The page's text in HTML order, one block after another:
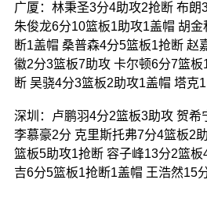
广厦：林秉圣3分4助攻2抢断 布朗
朱俊龙6分10篮板1助攻1盖帽 胡
断1盖帽 桑普森4分5篮板1抢断 赵
徽2分3篮板7助攻 卡尔顿6分7篮
断 吴骁4分3篮板2助攻1盖帽 塔克
深圳：卢鹏羽4分2篮板3助攻 贺希
李慕豪2分 克里斯托弗7分4篮板2
篮板5助攻1抢断 容子峰13分2篮
吉6分5篮板1抢断1盖帽 王浩然15